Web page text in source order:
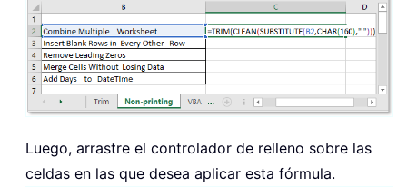
Luego, arrastre el controlador de relleno sobre las
celdas en las que desea aplicar esta fórmula.